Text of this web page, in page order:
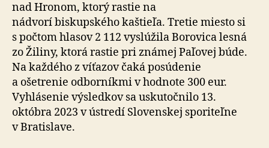
nad Hronom, ktorý rastie na
nádvorí biskupského kaštieľa. Tretie miesto si
s počtom hlasov 2 112 vyslúžila Borovica lesná
zo Žiliny, ktorá rastie pri známej Paľovej búde.
Na každého z víťazov čaká posúdenie
a ošetrenie odborníkmi v hodnote 300 eur.
Vyhlásenie výsledkov sa uskutočnilo 13.
októbra 2023 v ústredí Slovenskej sporiteľne
v Bratislave.